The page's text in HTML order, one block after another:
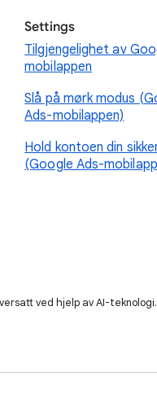
Settings
Tilgjengelighet av
mobilappen
Slå på mørk modus
Ads-mobilappen)
Hold kontoen din
(Google Ads-
ved hjelp av AI-